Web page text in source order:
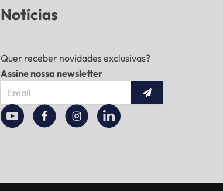
Notícias
Quer receber novidades exclusivas?
Assine nossa newsletter
Enviar